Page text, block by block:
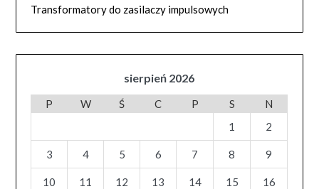
Transformatory do zasilaczy impulsowych
sierpień 2026
P W Ś C P S
N
1
2
3 4 5 6 7 8 9
10 11 12 13 14 15 16